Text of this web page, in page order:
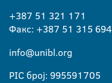
+387 51 321 171
Факс: +387 51 315 694
info@unibl.org
PIC број: 995591705